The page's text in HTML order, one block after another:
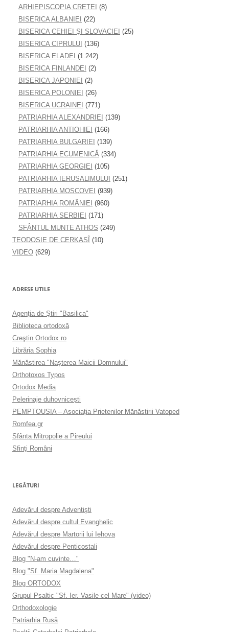
ARHIEPISCOPIA CRETEI (8)
BISERICA ALBANIEI (22)
BISERICA CEHIEI ŞI SLOVACIEI (25)
BISERICA CIPRULUI (136)
BISERICA ELADEI (1.242)
BISERICA FINLANDEI (2)
BISERICA JAPONIEI (2)
BISERICA POLONIEI (26)
BISERICA UCRAINEI (771)
PATRIARHIA ALEXANDRIEI (139)
PATRIARHIA ANTIOHIEI (166)
PATRIARHIA BULGARIEI (139)
PATRIARHIA ECUMENICĂ (334)
PATRIARHIA GEORGIEI (105)
PATRIARHIA IERUSALIMULUI (251)
PATRIARHIA MOSCOVEI (939)
PATRIARHIA ROMÂNIEI (960)
PATRIARHIA SERBIEI (171)
SFÂNTUL MUNTE ATHOS (249)
TEODOSIE DE CERKASÎ (10)
VIDEO (629)
ADRESE UTILE
Agenţia de Ştiri "Basilica"
Biblioteca ortodoxă
Creştin Ortodox.ro
Librăria Sophia
Mănăstirea "Naşterea Maicii Domnului"
Orthotoxos Typos
Ortodox Media
Pelerinaje duhovnicești
PEMPTOUSIA – Asociația Prietenilor Mănăstirii Vatoped
Romfea.gr
Sfânta Mitropolie a Pireului
Sfinţi Români
LEGĂTURI
Adevărul despre Adventişti
Adevărul despre cultul Evanghelic
Adevărul despre Martorii lui Iehova
Adevărul despre Penticostali
Blog "N-am cuvinte…"
Blog "Sf. Maria Magdalena"
Blog ORTODOX
Grupul Psaltic "Sf. Ier. Vasile cel Mare" (video)
Orthodoxologie
Patriarhia Rusă